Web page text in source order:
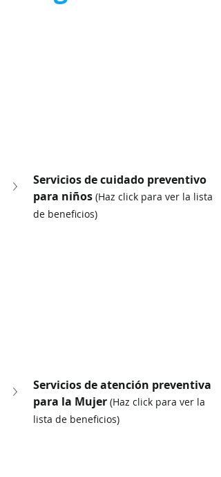
Servicios de cuidado preventivo
para niños (Haz click para ver la lista
de beneficios)
Servicios de atención preventiva
para la Mujer (Haz click para ver la
lista de beneficios)